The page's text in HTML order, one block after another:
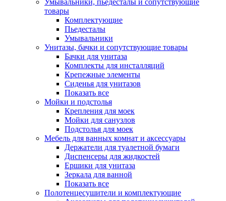
Умывальники, пьедесталы и сопутствующие
товары
Комплектующие
Пьедесталы
Умывальники
Унитазы, бачки и сопутствующие товары
Бачки для унитаза
Комплекты для инсталляций
Крепежные элементы
Сиденья для унитазов
Показать все
Мойки и подстолья
Крепления для моек
Мойки для санузлов
Подстолья для моек
Мебель для ванных комнат и аксессуары
Держатели для туалетной бумаги
Диспенсеры для жидкостей
Ершики для унитаза
Зеркала для ванной
Показать все
Полотенцесушители и комплектующие